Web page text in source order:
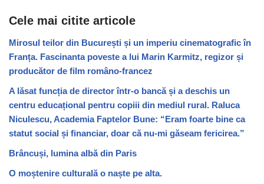
Cele mai citite articole
Mirosul teilor din București și un imperiu cinematografic în
Franța. Fascinanta poveste a lui Marin Karmitz, regizor și
producător de film româno-francez
A lăsat funcția de director într-o bancă și a deschis un
centru educațional pentru copiii din mediul rural. Raluca
Niculescu, Academia Faptelor Bune: “Eram foarte bine ca
statut social și financiar, doar că nu-mi găseam fericirea.”
Brâncuși, lumina albă din Paris
O moștenire culturală o naște pe alta.